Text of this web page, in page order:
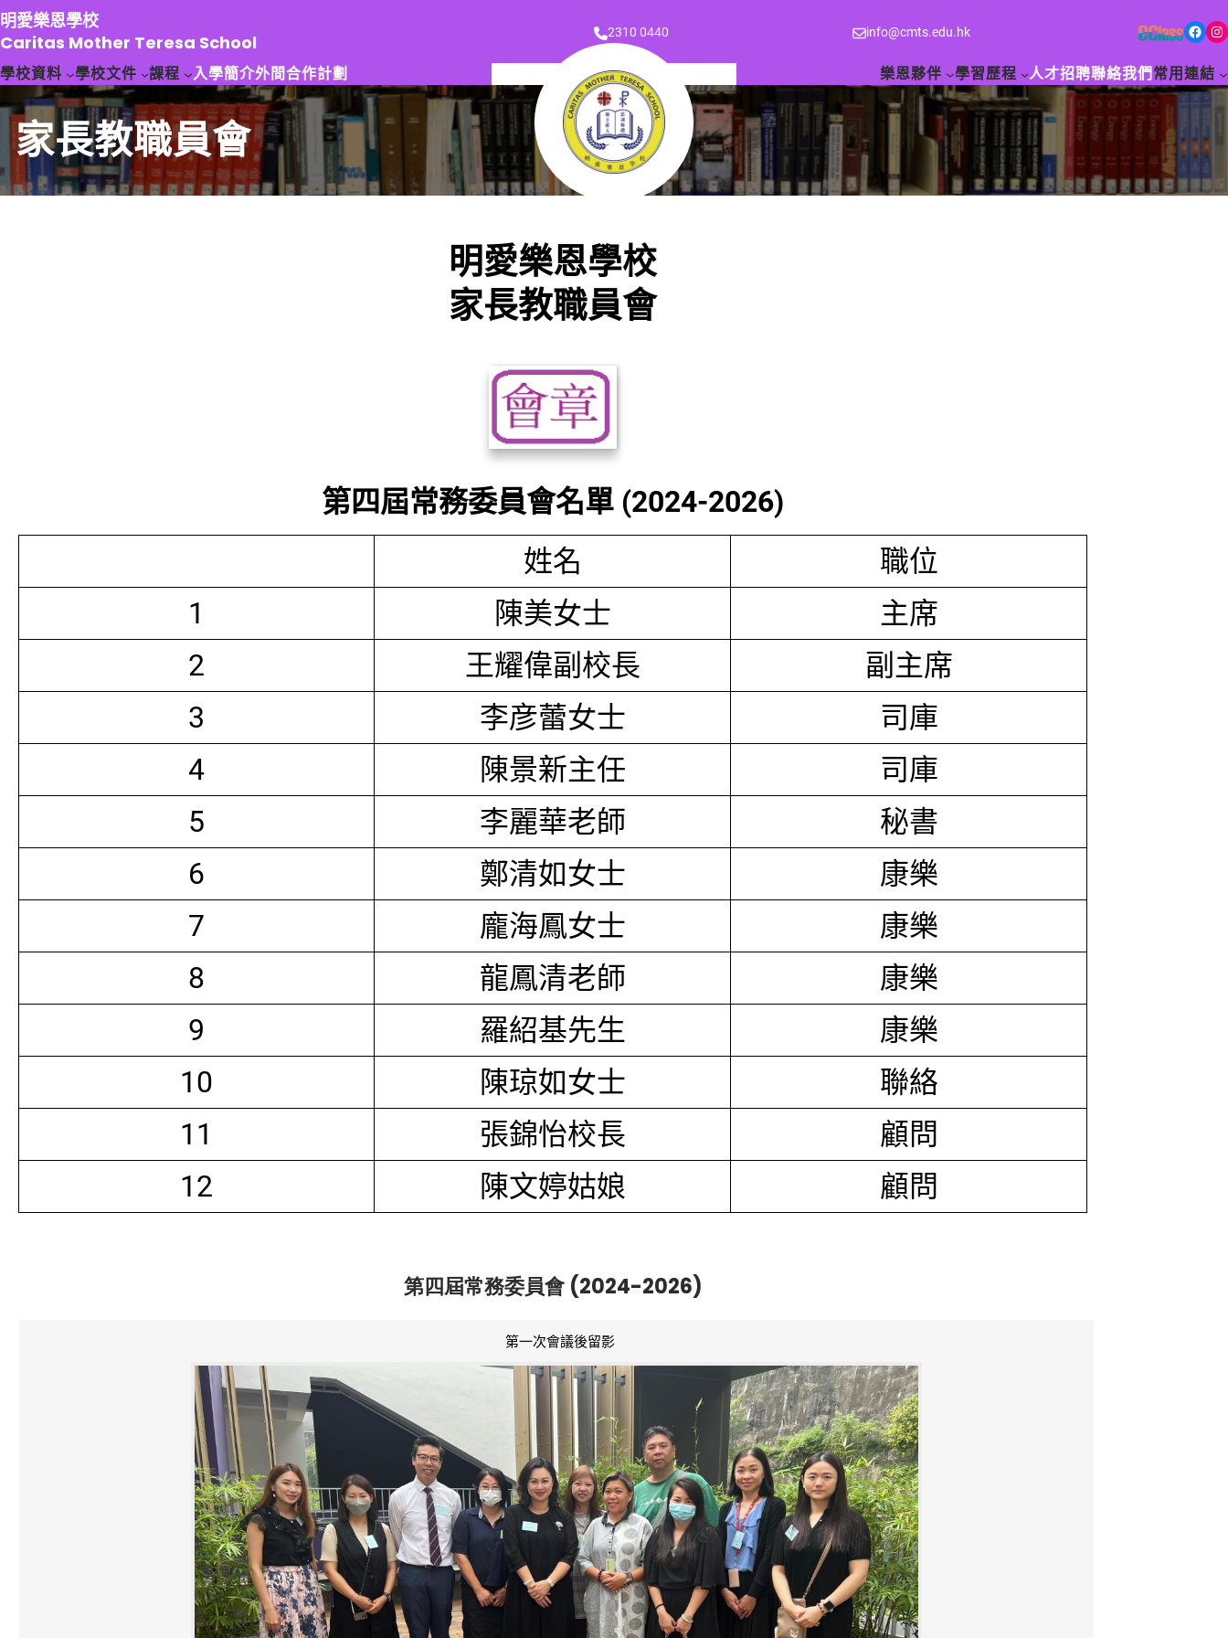
跳
至
主
要
容
明愛樂恩學校
Caritas Mother Teresa School
2310 0440 info@cmts.edu.hk Facebook Instagram
學校資料 學校文件 課程 入學簡介外間合作計劃 樂恩夥伴 學習歷程 人才招聘聯絡我們 常用連結
家長教職員會
明愛樂恩學校
家長教職員會
第四屆常務委員會名單 (2024-2026)
姓名
職位
1
陳美女士
主席
2
王耀偉副校長
副主席
3
李彦蕾女士
司庫
4
陳景新主任
司庫
5
李麗華老師
秘書
6
鄭清如女士
康樂
7
龐海鳳女士
康樂
8
龍鳳清老師
康樂
9
羅紹基先生
康樂
10
陳琼如女士
聯絡
11
張錦怡校長
顧問
12
陳文婷姑娘 顧問
第四屆常務委員會 (2024-2026)
第一次會議後留影